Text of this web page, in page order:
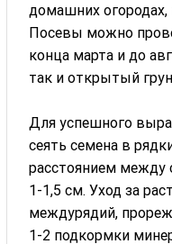
домашних огородах,
Посевы можно
конца марта и до
так и открытый
Для успешного
сеять семена в
расстоянием между
1-1,5 см. Уход за
междурядий,
1-2 подкормки